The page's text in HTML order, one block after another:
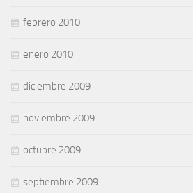
febrero 2010
enero 2010
diciembre 2009
noviembre 2009
octubre 2009
septiembre 2009